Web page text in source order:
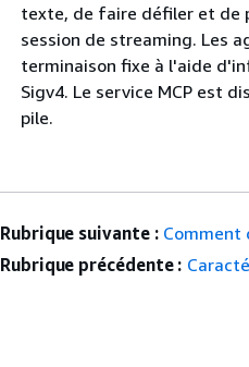
texte, de faire défiler et de
session de streaming. Les
terminaison fixe à l'aide
Sigv4. Le service MCP est
pile.
Rubrique suivante : Comment
Rubrique précédente :